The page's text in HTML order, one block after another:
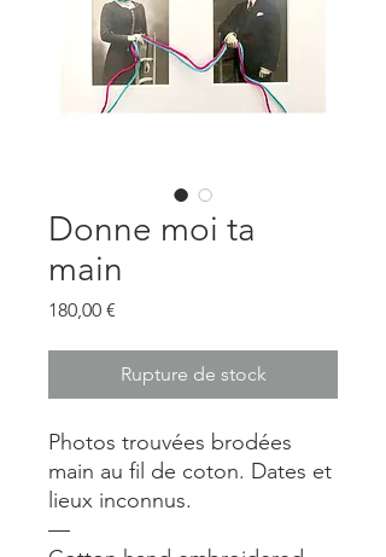
Donne moi ta
main
180,00 €
Rupture de stock
Photos trouvées brodées
main au fil de coton. Dates et
lieux inconnus.
—